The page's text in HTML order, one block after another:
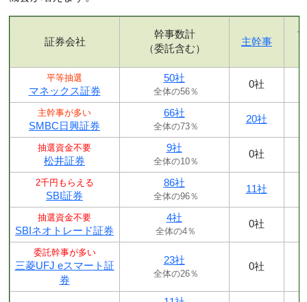
証券会社
幹事数計
（委託含む）
主幹事
平等抽選
マネックス証券
50社
全体の56％
0社
主幹事が多い
SMBC日興証券
66社
全体の73％
20社
抽選資金不要
松井証券
9社
全体の10％
0社
2千円もらえる
SBI証券
86社
全体の96％
11社
抽選資金不要
SBIネオトレード証券
4社
全体の4％
0社
委託幹事が多い
三菱UFJ eスマート証
券
23社
全体の26％
0社